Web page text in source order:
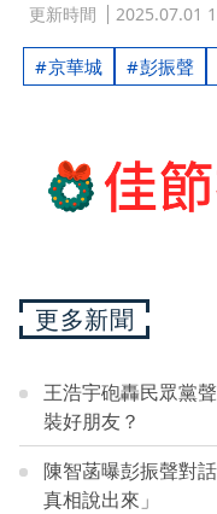
更新時間 2025.07.01
京華城 彭振聲
更多新聞
王浩宇砲轟民眾黨
裝好朋友？
陳智菡曝彭振聲對
真相說出來」